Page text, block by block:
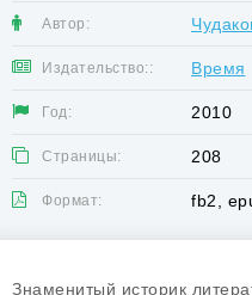
Автор:
Издательство:: Время
Год: 2010
Страницы: 208
Формат: fb2,
Знаменитый историк